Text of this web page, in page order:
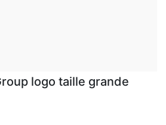
logo taille grande